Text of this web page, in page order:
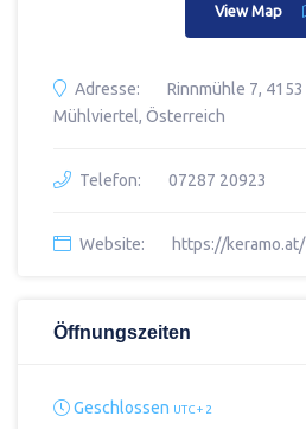
View Map
Adresse:
Rinnmühle 7,
Mühlviertel, Österreich
Telefon: 07287 20923
Website: https://keramo.at/
Öffnungszeiten
Geschlossen UTC + 2